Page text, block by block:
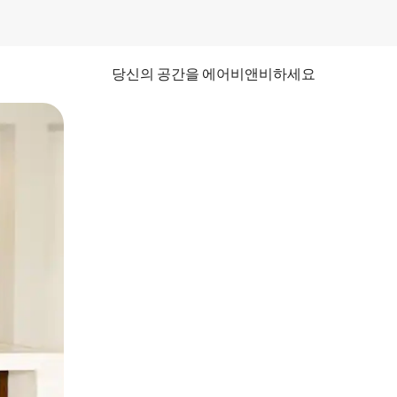
당신의 공간을 에어비앤비하세요